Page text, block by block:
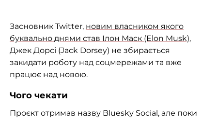
Засновник Twitter, новим власником якого
буквально днями став Ілон Маск (Elon Musk),
Джек Дорсі (Jack Dorsey) не збирається
закидати роботу над соцмережами та вже
працює над новою.
Чого чекати
Проєкт отримав назву Bluesky Social, але поки